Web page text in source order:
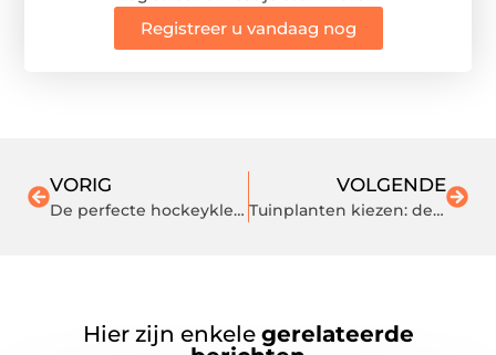
Registreer u vandaag nog
VORIG
De perfecte hockeykleding voor jouw beste spel
VOLGENDE
Tuinplanten kiezen: de basis voor een levendige en evenwichtige tuin
Hier zijn enkele gerelateerde